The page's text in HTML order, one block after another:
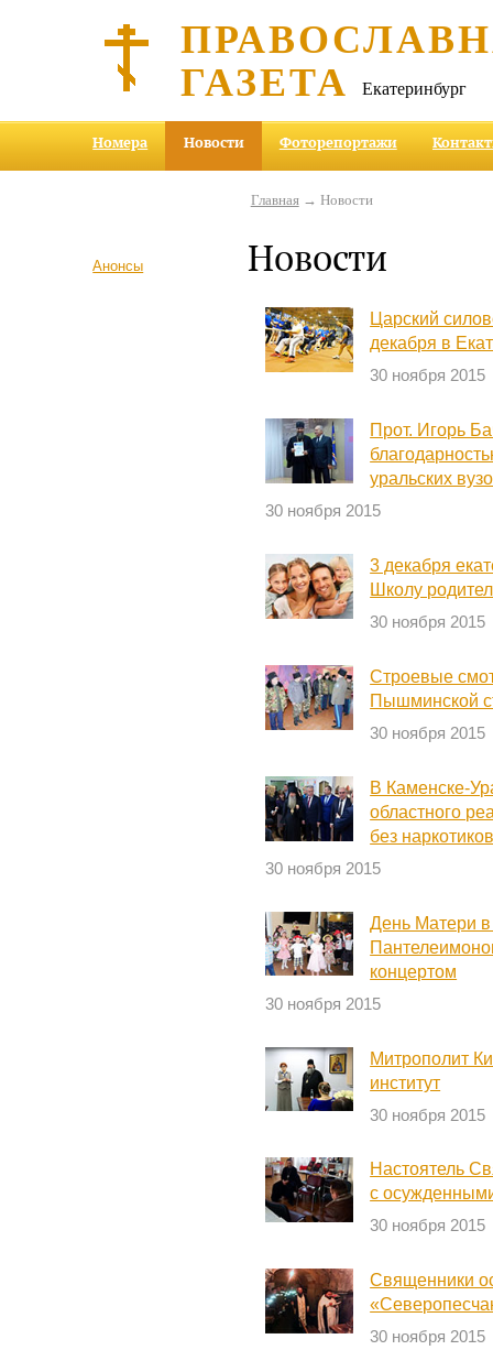
ГАЗЕТА Екатеринбург
Номера Новости Фоторепортажи
Анонсы
Главная→ Новости
Новости
Царский
декабря в
30 ноября 2015
Прот. Игорь
уральских
30 ноября 2015
3 декабря
Школу
30 ноября 2015
Строевые
Пышминской
30 ноября 2015
В Каменске-
областного
без
30 ноября 2015
День Матери в
концертом
30 ноября 2015
Митрополит
институт
30 ноября 2015
Настоятель
с
30 ноября 2015
Священники
30 ноября 2015